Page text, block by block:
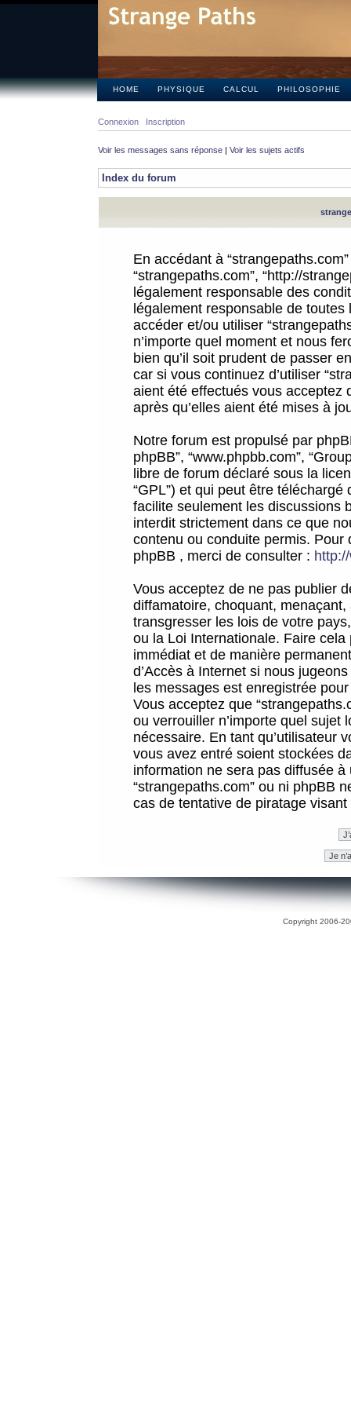
HOME PHYSIQUE CALCUL PHILOSOPHIE
Connexion Inscription
Voir les messages sans réponse | Voir les sujets actifs
Index du forum
En accédant à
“strangepaths.com”, “http://
légalement responsable des
légalement responsable de
accéder et/ou utiliser
n’importe quel moment et nous
bien qu’il soit prudent de passer
car si vous continuez d’utiliser
aient été effectués vous acceptez
après qu’elles aient été mises à
Notre forum est propulsé par
phpBB”, “www.phpbb.com”,
libre de forum déclaré sous la
“GPL”) et qui peut être téléchargé
facilite seulement les discussions
interdit strictement dans ce que
contenu ou conduite permis.
phpBB , merci de consulter :
Vous acceptez de ne pas publier
diffamatoire, choquant,
transgresser les lois de votre
ou la Loi Internationale. Faire
immédiat et de manière
d’Accès à Internet si nous
les messages est enregistrée
Vous acceptez que
ou verrouiller n’importe quel sujet
nécessaire. En tant qu’utilisateur
vous avez entré soient stockées
information ne sera pas diffusée
“strangepaths.com” ou ni phpBB
cas de tentative de piratage
Copyright 2006-